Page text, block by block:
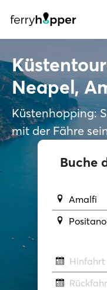
Neapel,
Küstenhopping:
mit der Fähre
Buche
Amalfi
Positano
Hinfahrt